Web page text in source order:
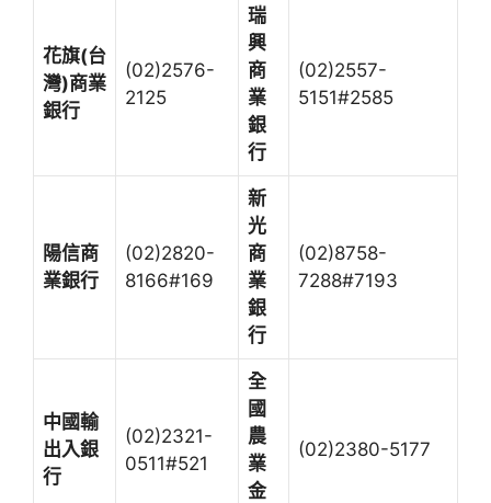
花旗(台
灣)商業
銀行
(02)2576-
2125
瑞
興
商
業
銀
行
(02)2557-
5151#2585
陽信商
業銀行
(02)2820-
8166#169
新
光
商
業
銀
行
(02)8758-
7288#7193
中國輸
出入銀
行
(02)2321-
0511#521
全
國
農
業
金
(02)2380-5177